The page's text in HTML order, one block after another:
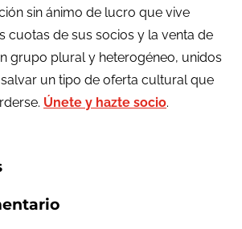
sin ánimo de lucro que vive
cuotas de sus socios y la venta de
grupo plural y heterogéneo, unidos
un tipo de oferta cultural que
Únete y hazte socio.